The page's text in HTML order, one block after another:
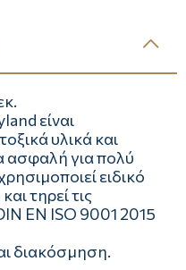
είναι
υλικά και
ασφαλή για πολύ
ειδικό
τηρεί τις
EN ISO 9001 2015
διακόσμηση.